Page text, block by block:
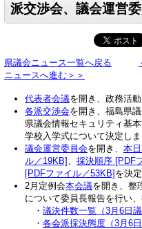
派交渉会、議会運営委
県議会ニュース一覧へ戻る
ニュースへ進む＞＞
代表者会議を開き、政務活
各派交渉会を開き、福島県
県議会情報セキュリティ基
学校入学式について決定しま
議会運営委員会を開き、 本
ル／19KB]
採決順序 [PDF
[PDFファイル／53KB]を決
2月定例会本会議を開き、整
について委員長報告を行い、
・ 議決件数一覧（3月6日
・ 各会派採決態度（3月6